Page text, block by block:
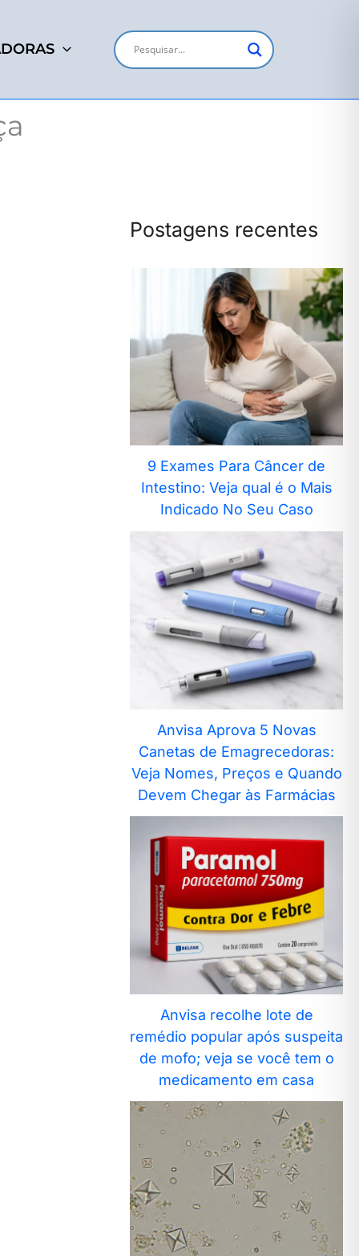
Postagens recentes
9 Exames Para Câncer de
Intestino: Veja qual é o Mais
Indicado No Seu Caso
Anvisa Aprova 5 Novas
Canetas de Emagrecedoras:
Veja Nomes, Preços e Quando
Devem Chegar às Farmácias
Anvisa recolhe lote de
remédio popular após suspeita
de mofo; veja se você tem o
medicamento em casa